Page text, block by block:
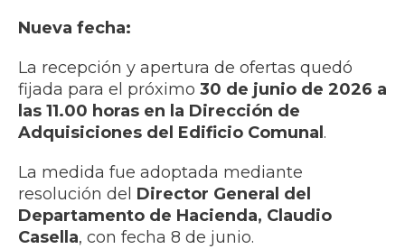
Nueva fecha:
La recepción y apertura de ofertas quedó
fijada para el próximo 30 de junio de 2026 a
las 11.00 horas en la Dirección de
Adquisiciones del Edificio Comunal.
La medida fue adoptada mediante
resolución del Director General del
Departamento de Hacienda, Claudio
Casella, con fecha 8 de junio.